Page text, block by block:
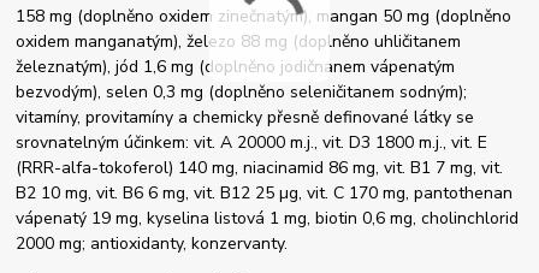
158 mg (doplněno oxidem zinečnatým), mangan 50 mg (doplněno
oxidem manganatým), železo 88 mg (doplněno uhličitanem
železnatým), jód 1,6 mg (doplněno jodičnanem vápenatým
bezvodým), selen 0,3 mg (doplněno seleničitanem sodným);
vitamíny, provitamíny a chemicky přesně definované látky se
srovnatelným účinkem: vit. A 20000 m.j., vit. D3 1800 m.j., vit. E
(RRR-alfa-tokoferol) 140 mg, niacinamid 86 mg, vit. B1 7 mg, vit.
B2 10 mg, vit. B6 6 mg, vit. B12 25 µg, vit. C 170 mg, pantothenan
vápenatý 19 mg, kyselina listová 1 mg, biotin 0,6 mg, cholinchlorid
2000 mg; antioxidanty, konzervanty.